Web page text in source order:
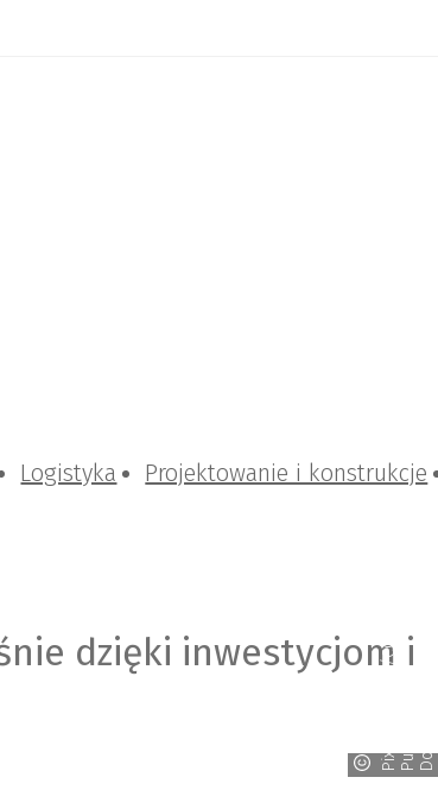
Logistyka Projektowanie i konstrukcje
dzięki inwestycjom i
P
i
x
a
Bay
/
g
e
r
a
l
t
/
C
C
0
P
u
b
l
ic
D
o
ma
in